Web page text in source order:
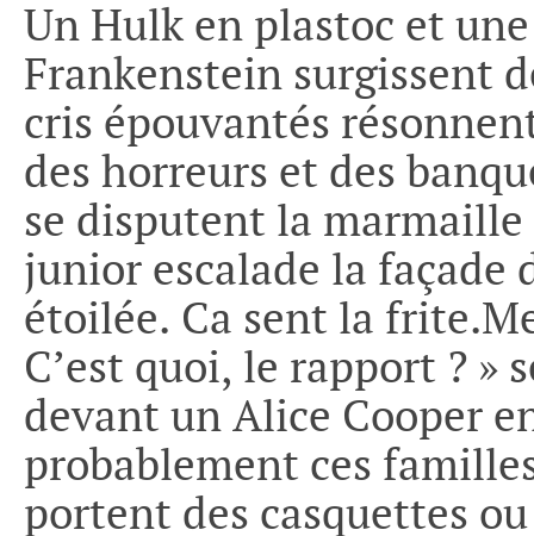
Un Hulk en plastoc et
Frankenstein surgissent
cris épouvantés
des horreurs et des
se disputent la
junior escalade la façade
étoilée. Ca sent la
C’est quoi, le rapport ? »
devant un Alice Cooper
probablement ces
portent des casquettes